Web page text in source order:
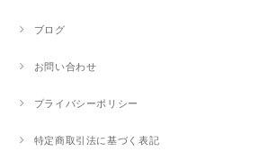
ブログ
お問い合わせ
プライバシーポリシー
特定商取引法に基づく表記